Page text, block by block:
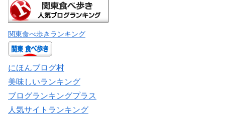
関東食べ歩きランキング
にほんブログ村
美味しいランキング
ブログランキングプラス
人気サイトランキング